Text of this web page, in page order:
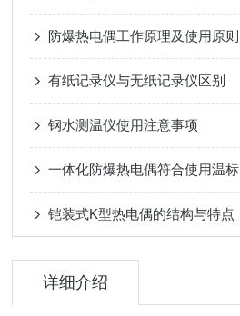
防爆热电偶工作原理及使用原则
有纸记录仪与无纸记录仪区别
钢水测温仪使用注意事项
一体化防爆热电偶符合使用温标
铠装式K型热电偶的结构与特点
详细介绍